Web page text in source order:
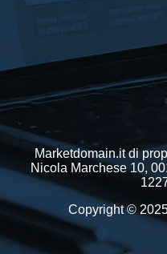
Marketdomain.it di
Nicola Marchese 10,
Copyright ©